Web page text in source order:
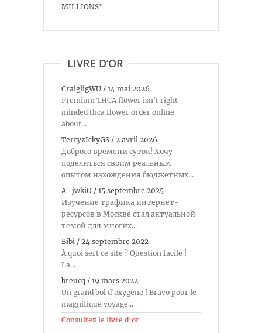
MILLIONS"
LIVRE D’OR
CraigligWU / 14 mai 2026
Premium THCA flower isn't right-
minded thca flower order online
about...
TerryzIckyGS / 2 avril 2026
Доброго времени суток! Хочу
поделиться своим реальным
опытом нахождения бюджетных...
A_jwkiO / 15 septembre 2025
Изучение трафика интернет-
ресурсов в Москве стал актуальной
темой для многих...
Bibi / 24 septembre 2022
À quoi sert ce site ? Question facile !
La...
breucq / 19 mars 2022
Un grand bol d'oxygène ! Bravo pour le
magnifique voyage...
Consultez le livre d’or